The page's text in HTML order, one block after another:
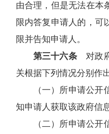
由合理，但是无法在本
限内答复申请人的，可
限并告知申请人。
第三十六条对政府
关根据下列情况分别作
（一）所申请公
知申请人获取该政府信
（二）所申请公